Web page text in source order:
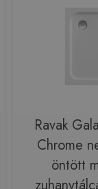
Ravak
Chrome
öntött